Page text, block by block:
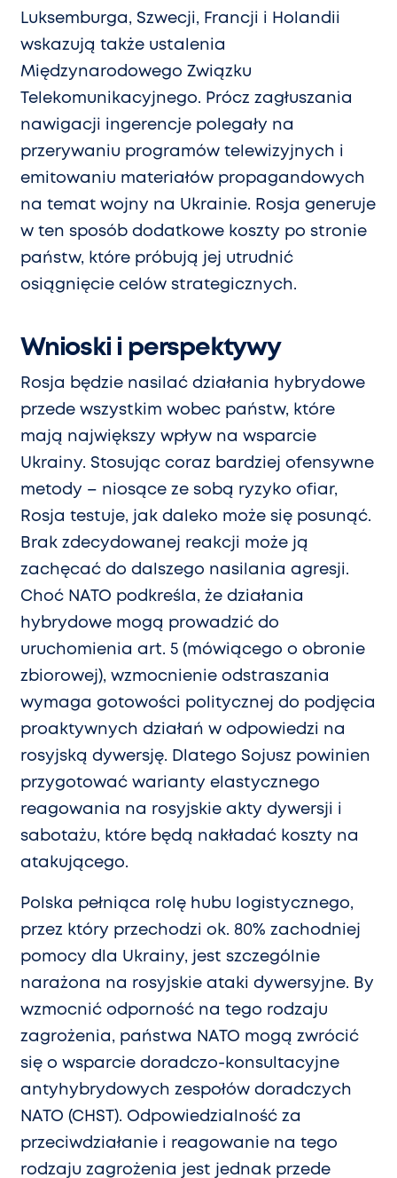
Luksemburga, Szwecji, Francji i Holandii
wskazują także ustalenia
Międzynarodowego Związku
Telekomunikacyjnego. Prócz zagłuszania
nawigacji ingerencje polegały na
przerywaniu programów telewizyjnych i
emitowaniu materiałów propagandowych
na temat wojny na Ukrainie. Rosja generuje
w ten sposób dodatkowe koszty po stronie
państw, które próbują jej utrudnić
osiągnięcie celów strategicznych.
Wnioski i perspektywy
Rosja będzie nasilać działania hybrydowe
przede wszystkim wobec państw, które
mają największy wpływ na wsparcie
Ukrainy. Stosując coraz bardziej ofensywne
metody – niosące ze sobą ryzyko ofiar,
Rosja testuje, jak daleko może się posunąć.
Brak zdecydowanej reakcji może ją
zachęcać do dalszego nasilania agresji.
Choć NATO podkreśla, że działania
hybrydowe mogą prowadzić do
uruchomienia art. 5 (mówiącego o obronie
zbiorowej), wzmocnienie odstraszania
wymaga gotowości politycznej do podjęcia
proaktywnych działań w odpowiedzi na
rosyjską dywersję. Dlatego Sojusz powinien
przygotować warianty elastycznego
reagowania na rosyjskie akty dywersji i
sabotażu, które będą nakładać koszty na
atakującego.
Polska pełniąca rolę hubu logistycznego,
przez który przechodzi ok. 80% zachodniej
pomocy dla Ukrainy, jest szczególnie
narażona na rosyjskie ataki dywersyjne. By
wzmocnić odporność na tego rodzaju
zagrożenia, państwa NATO mogą zwrócić
się o wsparcie doradczo-konsultacyjne
antyhybrydowych zespołów doradczych
NATO (CHST). Odpowiedzialność za
przeciwdziałanie i reagowanie na tego
rodzaju zagrożenia jest jednak przede